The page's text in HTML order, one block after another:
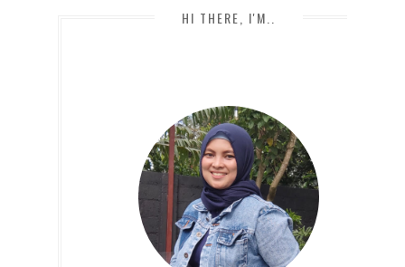
HI THERE, I'M..